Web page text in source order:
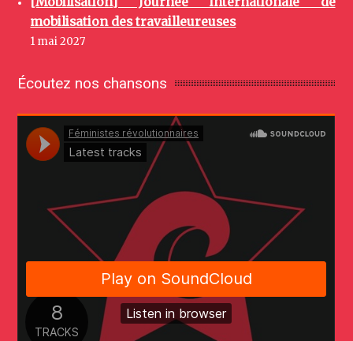
mobilisation des travailleureuses
1 mai 2027
Écoutez nos chansons